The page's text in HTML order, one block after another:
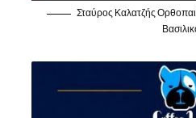
Σταύρος Καλατζής